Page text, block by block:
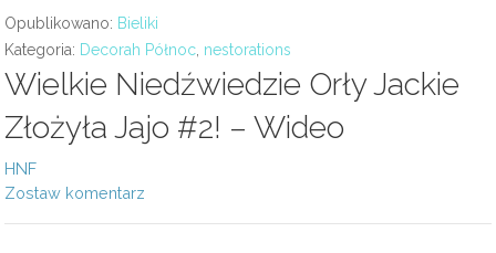
Opublikowano: Bieliki
Kategoria: Decorah Północ nestorations
Wielkie Niedźwiedzie Orły Jackie
Złożyła Jajo #2! – Wideo
HNF
Zostaw komentarz